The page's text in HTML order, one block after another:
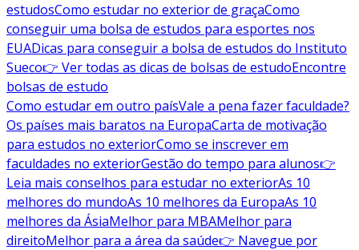
estudosComo estudar no exterior de graçaComo
conseguir uma bolsa de estudos para esportes nos
EUADicas para conseguir a bolsa de estudos do Instituto
Sueco👉 Ver todas as dicas de bolsas de estudoEncontre
bolsas de estudo
Como estudar em outro paísVale a pena fazer faculdade?
Os países mais baratos na EuropaCarta de motivação
para estudos no exteriorComo se inscrever em
faculdades no exteriorGestão do tempo para alunos👉
Leia mais conselhos para estudar no exteriorAs 10
melhores do mundoAs 10 melhores da EuropaAs 10
melhores da ÁsiaMelhor para MBAMelhor para
direitoMelhor para a área da saúde👉 Navegue por